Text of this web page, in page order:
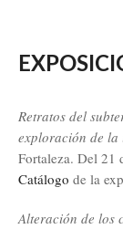
Retratos del
exploración de la
Fortaleza. Del 21
Catálogo de la
Alteración de los